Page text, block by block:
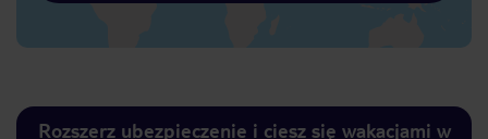
Rozszerz ubezpieczenie i ciesz się wakacjami w